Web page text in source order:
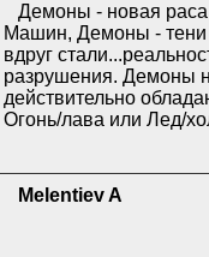
Демоны - новая
Машин, Демоны - тени
вдруг
разрушения. Демоны
действительно
Огонь/лава или Лед/
Melentiev A